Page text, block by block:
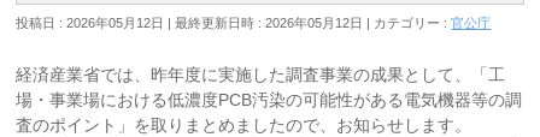
投稿日 : 2026年05月12日 最終更新日時 : 2026年05月12日 カテゴリー :官公庁
経済産業省では、昨年度に実施した調査事業の成果として、「工
場・事業場における低濃度PCB汚染の可能性がある電気機器等の調
査のポイント」を取りまとめましたので、お知らせします。